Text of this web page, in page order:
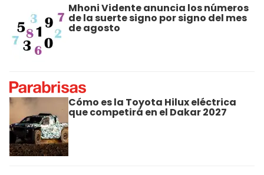
Mhoni Vidente anuncia los números
de la suerte signo por signo del mes
de agosto
Cómo es la Toyota Hilux eléctrica
que competirá en el Dakar 2027